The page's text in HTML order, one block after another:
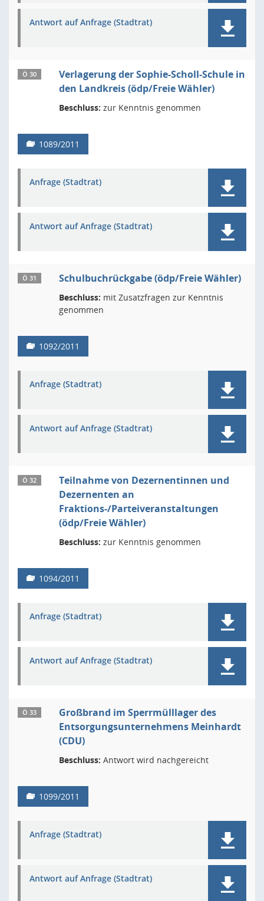
Antwort auf Anfrage (Stadtrat)
Ö 30
Verlagerung der Sophie-Scholl-Schule in
den Landkreis (ödp/Freie Wähler)
Beschluss: zur Kenntnis genommen
1089/2011
Anfrage (Stadtrat)
Antwort auf Anfrage (Stadtrat)
Ö 31 Schulbuchrückgabe (ödp/Freie Wähler)
Beschluss: mit Zusatzfragen zur Kenntnis
genommen
1092/2011
Anfrage (Stadtrat)
Antwort auf Anfrage (Stadtrat)
Ö 32
Teilnahme von Dezernentinnen und
Dezernenten an
Fraktions-/Parteiveranstaltungen
(ödp/Freie Wähler)
Beschluss: zur Kenntnis genommen
1094/2011
Anfrage (Stadtrat)
Antwort auf Anfrage (Stadtrat)
Ö 33
Großbrand im Sperrmülllager des
Entsorgungsunternehmens Meinhardt
(CDU)
Beschluss: Antwort wird nachgereicht
1099/2011
Anfrage (Stadtrat)
Antwort auf Anfrage (Stadtrat)